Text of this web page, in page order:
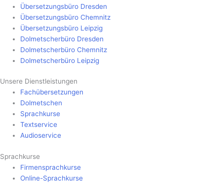
Übersetzungsbüro Dresden
Übersetzungsbüro Chemnitz
Übersetzungsbüro Leipzig
Dolmetscherbüro Dresden
Dolmetscherbüro Chemnitz
Dolmetscherbüro Leipzig
Unsere Dienstleistungen
Fachübersetzungen
Dolmetschen
Sprachkurse
Textservice
Audioservice
Sprachkurse
Firmensprachkurse
Online-Sprachkurse